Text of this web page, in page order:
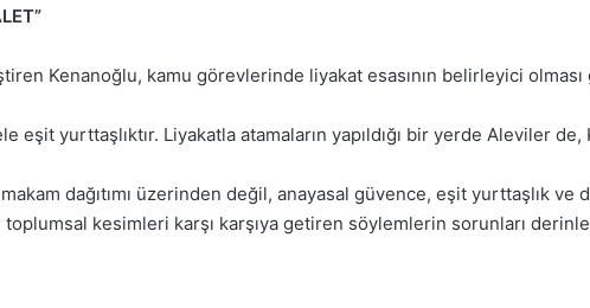
Kenanoğlu, kamu görevlerinde liyakat esasının belirleyici
eşit yurttaşlıktır. Liyakatla atamaların yapıldığı bir yerde Aleviler
dağıtımı üzerinden değil, anayasal güvence, eşit yurttaşlık ve
kesimleri karşı karşıya getiren söylemlerin sorunları